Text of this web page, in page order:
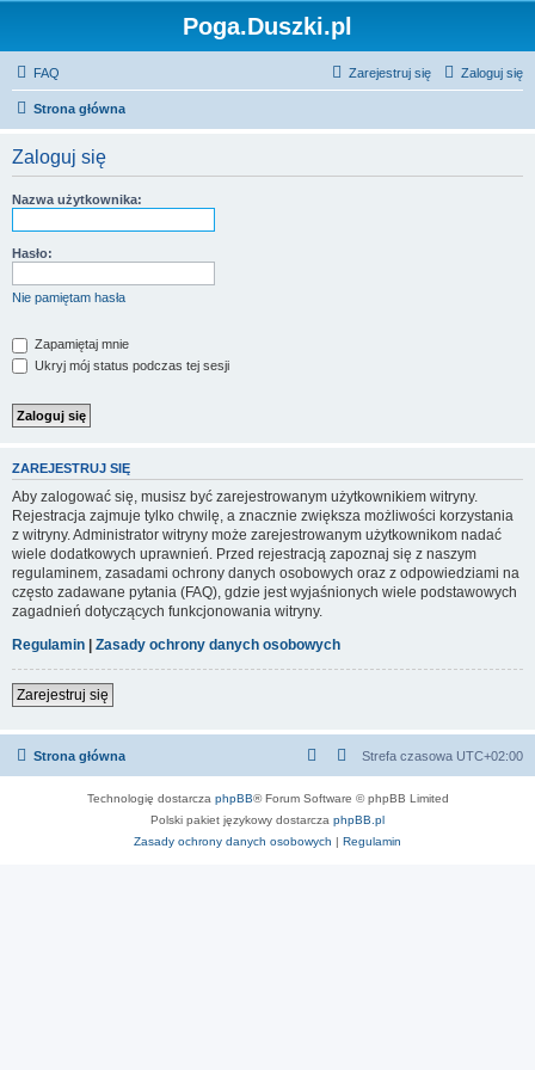
Poga.Duszki.pl
FAQ Zaloguj się
Zarejestruj się
Strona główna
Zaloguj się
Nazwa użytkownika:
Hasło:
Nie pamiętam hasła
Zapamiętaj mnie
Ukryj mój status podczas tej sesji
ZAREJESTRUJ SIĘ
Aby zalogować się, musisz być zarejestrowanym użytkownikiem witryny.
Rejestracja zajmuje tylko chwilę, a znacznie zwiększa możliwości korzystania
z witryny. Administrator witryny może zarejestrowanym użytkownikom nadać
wiele dodatkowych uprawnień. Przed rejestracją zapoznaj się z naszym
regulaminem, zasadami ochrony danych osobowych oraz z odpowiedziami na
często zadawane pytania (FAQ), gdzie jest wyjaśnionych wiele podstawowych
zagadnień dotyczących funkcjonowania witryny.
Regulamin | Zasady ochrony danych osobowych
Zarejestruj się
Strona główna Strefa czasowa UTC+02:00
Technologię dostarcza phpBB® Forum Software © phpBB Limited
Polski pakiet językowy dostarcza phpBB.pl
Zasady ochrony danych osobowych | Regulamin